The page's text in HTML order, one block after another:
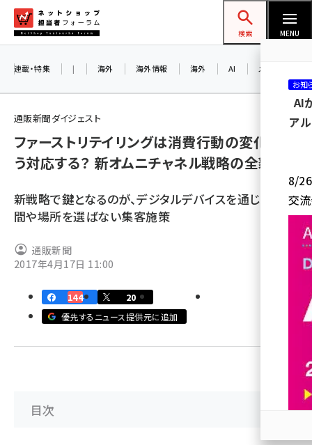
ン
ネットショップ担当者フォーラム
検索 MENU
amazon (2232)
楽天 (1863)
アスクル (1112)
ビィ・フォアード (768)
連載・特集 | 海外 海外情報 海外 AI メタバース
通販新聞ダイジェスト
ファーストリテイリングは消費行動の変化にど
う対応する？ 新オムニチャネル戦略の全貌
新戦略で鍵となるのが、デジタルデバイスを通じた、時
間や場所を選ばない集客施策
通販新聞
2017年4月17日 11:00
144
20
優先するニュース提供元に追加
目次
お知
AI
ア
8/26
交